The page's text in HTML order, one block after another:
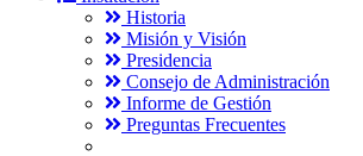
Historia
Misión y Visión
Presidencia
Consejo de Administración
Informe de Gestión
Preguntas Frecuentes